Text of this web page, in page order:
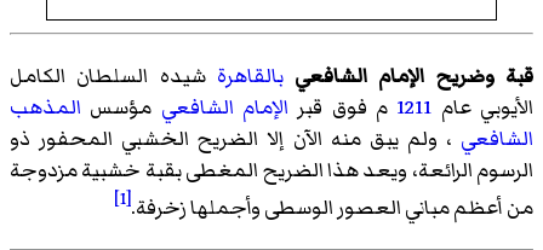
قبة وضريح الإمام الشافعي بالقاهرة شيده السلطان الكامل
الأيوبي عام 1211 م فوق قبر الإمام الشافعي مؤسس المذهب
الشافعي ، ولم يبق منه الآن إلا الضريح الخشبي المحفور ذو
الرسوم الرائعة، ويعد هذا الضريح المغطى بقبة خشبية مزدوجة
من أعظم مباني العصور الوسطى وأجملها زخرفة.[1]